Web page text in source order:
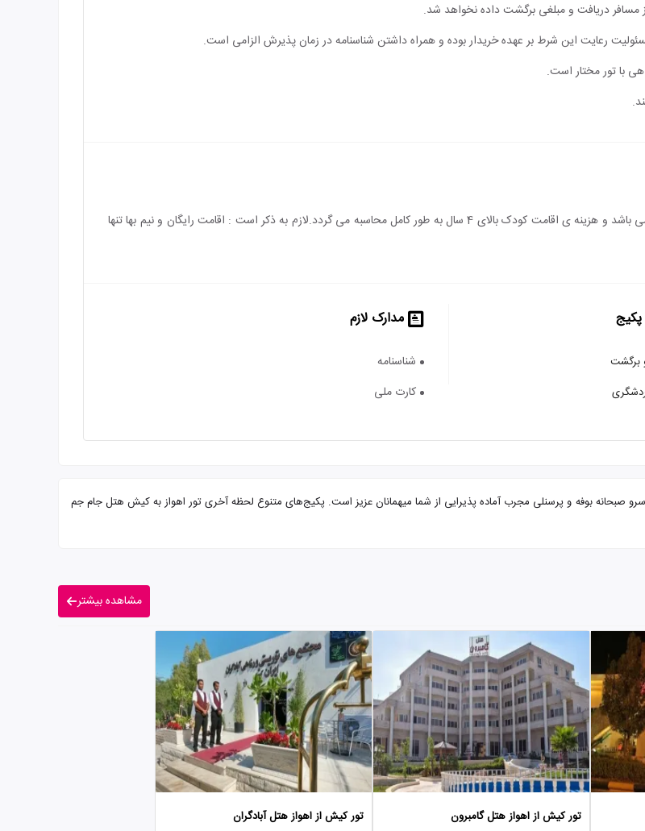
مسافر دریافت و مبلغی برگشت داده نخواهد شد.
رعایت این شرط بر عهده خریدار بوده و همراه داشتن شناسنامه در زمان پذیرش الزامی است.
با تور مختار است.
سن اقامت کودک زیر 4 سال (درصورت عدم استفاده از سرویس) رایگان می باشد و هزینه ی اقامت کودک بالای 4 سال به طور کامل محاسبه می گردد.لازم به ذکر است : اقامت رایگان و نیم بها تنها
برگشت
مدارک لازم
شناسنامه
کارت ملی
جم با تضمین بهترین قیمت. هتل جام جم 3 ستاره همراه با سرو صبحانه بوفه و پرسنلی مجرب آماده پذیرایی از شما میهمانان عزیز است. پکیج‌های متنوع لحظه آخری تور اهواز به کیش هتل جام جم
مشاهده بیشتر
تور کیش از اهواز هتل گامبرون تور کیش از اهواز هتل آبادگران